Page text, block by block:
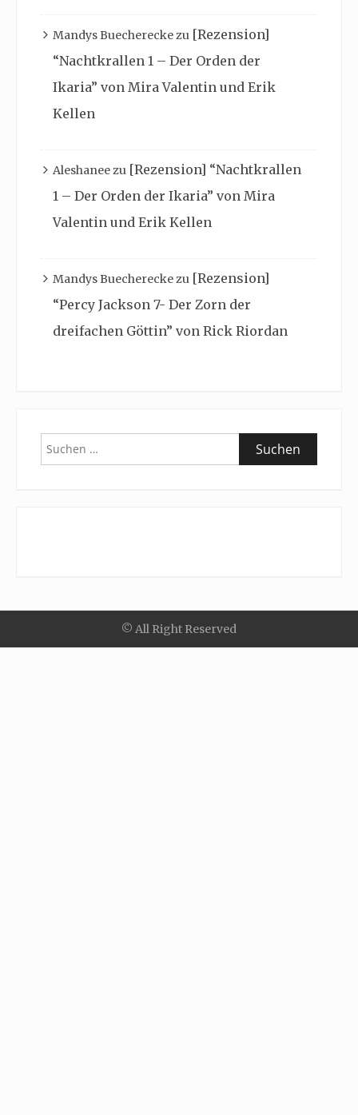
Mandys Buechereckezu [Rezension]
“Nachtkrallen 1 – Der Orden der
Ikaria” von Mira Valentin und Erik
Kellen
Aleshaneezu [Rezension] “Nachtkrallen
1 – Der Orden der Ikaria” von Mira
Valentin und Erik Kellen
Mandys Buechereckezu [Rezension]
“Percy Jackson 7- Der Zorn der
dreifachen Göttin” von Rick Riordan
Suchen
nach:
© All Right Reserved